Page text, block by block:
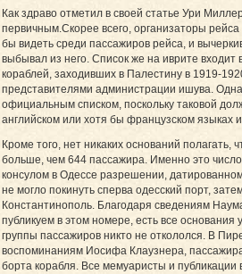
Как здраво отметил в своей статье Ури
первичным.Скорее всего, организаторы рейса
бы видеть среди пассажиров рейса, и
выбывал из него. Список же на иврите входит
кораблей, заходивших в Палестину в 1919-
представителями администрации ишува.
официальным списком, поскольку таковой
английском или хотя бы французском
Кроме того, нет никаких оснований
больше, чем 644 пассажира. Именно это
консулом в Одессе разрешении,
не могло покинуть сперва одесский порт,
Константинополь. Благодаря сведениям
публикуем в этом номере, есть все основания
группы пассажиров никто не откололся. В
воспоминаниям Иосифа Клаузнера,
борта корабля. Все мемуаристы и публикации